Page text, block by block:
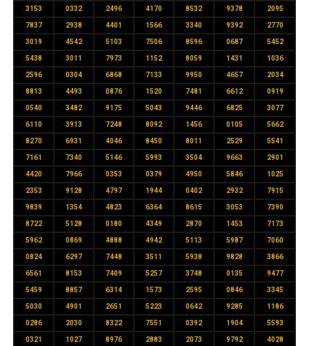
3153 0332 2496 4170 8532 9378 2095
7837 2938 4401 1566 3340 9392 2770
3019 4542 5103 7506 8596 0687 5452
5438 3011 7973 1152 8059 1431 1036
2596 0304 6868 7133 9950 4657 2034
8813 4493 0876 1520 7481 6612 0919
0540 3482 9175 5043 9446 6825 3077
6110 3913 7248 8092 1456 0105 5662
8270 6931 4046 8450 8011 2529 5541
7161 7340 5146 5993 3504 9663 2901
4420 7966 0353 0379 4950 5846 1025
2353 9128 4797 1944 0402 2932 7915
9839 1354 4823 6364 8615 3053 7390
8722 5128 0180 4349 2870 1453 7173
5962 0869 4888 4942 5113 5987 7060
0824 6297 7448 3511 5938 9828 3866
6561 8153 7409 5257 3748 0135 9477
5459 8857 6314 1573 2595 0846 3345
5030 4901 2651 5223 0642 9285 1186
0286 2030 8322 7551 0392 1904 5593
0321 1027 8976 2883 2073 9792 4028